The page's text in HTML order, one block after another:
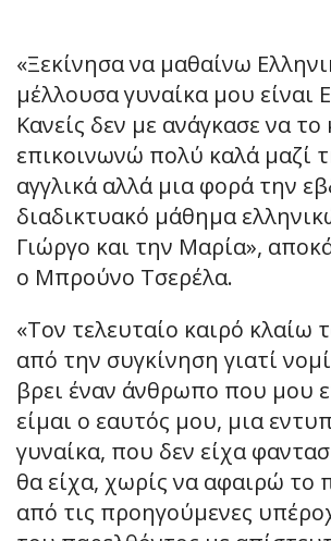
«Ξεκίνησα να μαθαίνω
μέλλουσα γυναίκα μου είναι
Κανείς δεν με ανάγκασε να
επικοινωνώ πολύ καλά μαζί
αγγλικά αλλά μια φορά την
διαδικτυακό μάθημα
Γιώργο και την Μαρία»,
ο Μπρούνο Τσερέλα.
«Τον τελευταίο καιρό κλαίω
από την συγκίνηση γιατί
βρει έναν άνθρωπο που μου
είμαι ο εαυτός μου, μια
γυναίκα, που δεν είχα
θα είχα, χωρίς να αφαιρώ το
από τις προηγούμενες